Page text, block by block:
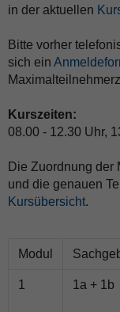
in der aktuellen
Bitte vorher
sich ein
Kurszeiten:
08.00 - 12.30 Uhr,
Die Zuordnung der
und die genauen
Kursübersicht.
Modul
1 1a + 1b